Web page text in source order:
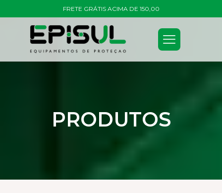
FRETE GRÁTIS ACIMA DE 150,00
PRODUTOS